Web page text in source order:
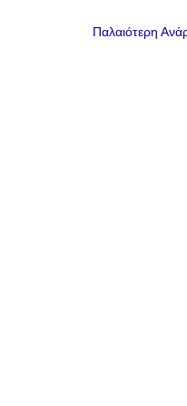
Παλαιότερη